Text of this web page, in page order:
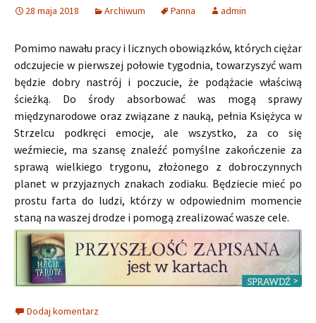
28 maja 2018 Archiwum Panna admin
Pomimo nawału pracy i licznych obowiązków, których ciężar
odczujecie w pierwszej połowie tygodnia, towarzyszyć wam
będzie dobry nastrój i poczucie, że podążacie właściwą
ścieżką. Do środy absorbować was mogą sprawy
międzynarodowe oraz związane z nauką, pełnia Księżyca w
Strzelcu podkręci emocje, ale wszystko, za co się
weźmiecie, ma szansę znaleźć pomyślne zakończenie za
sprawą wielkiego trygonu, złożonego z dobroczynnych
planet w przyjaznych znakach zodiaku. Będziecie mieć po
prostu farta do ludzi, którzy w odpowiednim momencie
staną na waszej drodze i pomogą zrealizować wasze cele.
Dodaj komentarz